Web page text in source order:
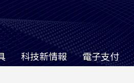
科技新情報 電子支付